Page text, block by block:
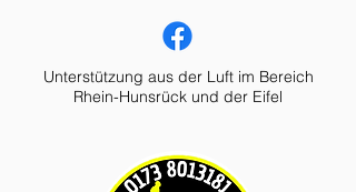
Unterstützung aus der Luft im Bereich
Rhein-Hunsrück und der Eifel